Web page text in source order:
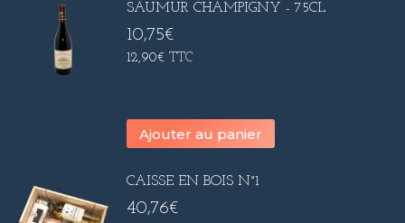
SAUMUR CHAMPIGNY - 75CL
10,75€
12,90€ TTC
Ajouter au panier
CAISSE EN BOIS N°1
40,76€